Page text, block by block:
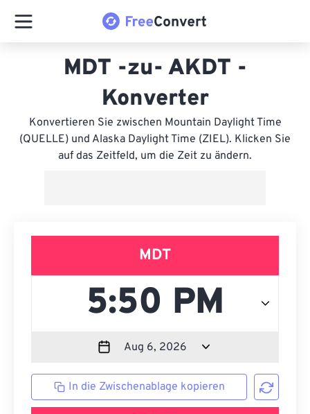
MDT -zu- AKDT -
Konverter
Konvertieren Sie zwischen Mountain Daylight Time
(QUELLE) und Alaska Daylight Time (ZIEL). Klicken Sie
auf das Zeitfeld, um die Zeit zu ändern.
MDT
In die Zwischenablage kopieren